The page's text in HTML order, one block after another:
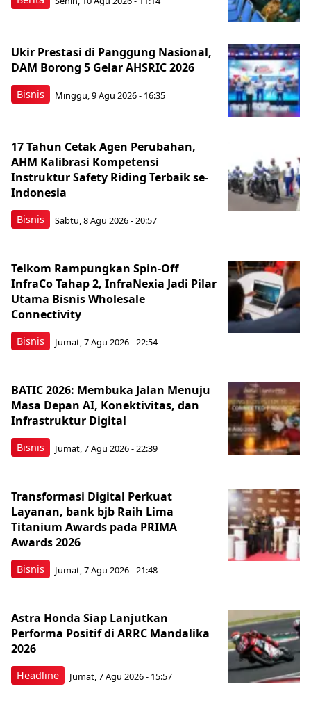
Bisnis
Ukir Prestasi di Panggung Nasional,
DAM Borong 5 Gelar AHSRIC 2026
Minggu, 9 Agu 2026 - 16:35
Bisnis
17 Tahun Cetak Agen Perubahan,
AHM Kalibrasi Kompetensi
Instruktur Safety Riding Terbaik se-
Indonesia
Sabtu, 8 Agu 2026 - 20:57
Bisnis
Telkom Rampungkan Spin-Off
InfraCo Tahap 2, InfraNexia Jadi Pilar
Utama Bisnis Wholesale
Connectivity
Jumat, 7 Agu 2026 - 22:54
Bisnis
BATIC 2026: Membuka Jalan Menuju
Masa Depan AI, Konektivitas, dan
Infrastruktur Digital
Jumat, 7 Agu 2026 - 22:39
Bisnis
Transformasi Digital Perkuat
Layanan, bank bjb Raih Lima
Titanium Awards pada PRIMA
Awards 2026
Jumat, 7 Agu 2026 - 21:48
Headline
Astra Honda Siap Lanjutkan
Performa Positif di ARRC Mandalika
2026
Jumat, 7 Agu 2026 - 15:57